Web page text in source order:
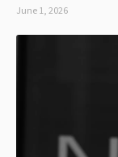
June 1, 2026